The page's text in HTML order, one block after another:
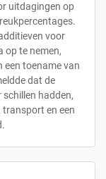
uitdagingen op
voor
op te nemen,
een toename van
dat de
schillen hadden,
en een